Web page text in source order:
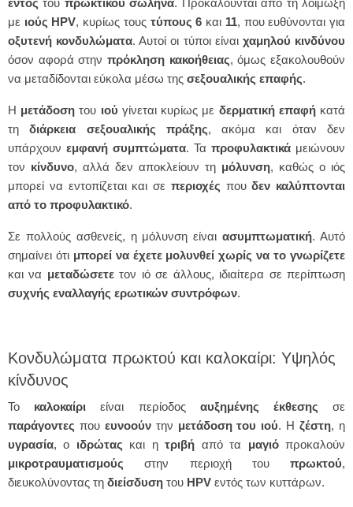
εντός του πρωκτικού σωλήνα. Προκαλούνται από τη λοίμωξη
με ιούς HPV, κυρίως τους τύπους 6 και 11, που ευθύνονται για
οξυτενή κονδυλώματα. Αυτοί οι τύποι είναι χαμηλού κινδύνου
όσον αφορά στην πρόκληση κακοήθειας, όμως εξακολουθούν
να μεταδίδονται εύκολα μέσω της σεξουαλικής επαφής.
Η μετάδοσητου ιού γίνεται κυρίως με δερματική επαφήκατά
τηδιάρκεια σεξουαλικής πράξης, ακόμα και όταν δεν
υπάρχουν εμφανή συμπτώματα. Τα προφυλακτικά μειώνουν
τον κίνδυνο, αλλά δεν αποκλείουν τη μόλυνση, καθώς ο ιός
μπορεί να εντοπίζεται και σε περιοχές πουδεν καλύπτονται
από το προφυλακτικό.
Σε πολλούς ασθενείς, η μόλυνση είναιασυμπτωματική. Αυτό
σημαίνει ότι μπορεί να έχετε μολυνθεί χωρίς να το γνωρίζετε
και να μεταδώσετετον ιό σε άλλους, ιδιαίτερα σε περίπτωση
συχνής εναλλαγής ερωτικών συντρόφων.
Κονδυλώματα πρωκτού και καλοκαίρι: Υψηλός
κίνδυνος
Το καλοκαίρι είναι περίοδος αυξημένης έκθεσης σε
παράγοντες που ευνοούντην μετάδοση του ιού. Ηζέστη, η
υγρασία, ο ιδρώτας και ητριβή από τα μαγιόπροκαλούν
μικροτραυματισμούς στην περιοχή του πρωκτού,
διευκολύνοντας τη διείσδυση του HPV εντός των κυττάρων.